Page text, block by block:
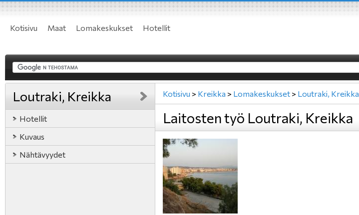
Kotisivu Maat Lomakeskukset Hotellit
Loutraki, Kreikka
Hotellit
Kuvaus
Nähtävyydet
Kotisivu > Kreikka > Lomakeskukset > Loutraki, Kreikka
Laitosten työ Loutraki, Kreikka